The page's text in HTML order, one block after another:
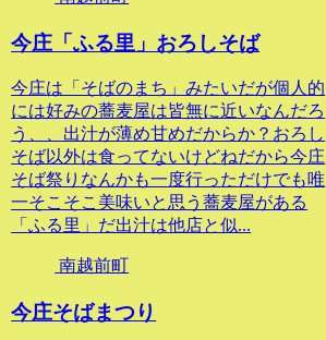
今庄「ふる里」おろしそば
今庄は「そばのまち」みたいだが個人的
には好みの蕎麦屋は皆無に近いなんだろ
う、、出汁が薄め甘めだからか？おろし
そば以外は食ってないけどねだから今庄
そば祭りなんかも一度行っただけでも唯
一そこそこ美味いと思う蕎麦屋がある
「ふる里」だ出汁は他店と似...
南越前町
今庄そばまつり